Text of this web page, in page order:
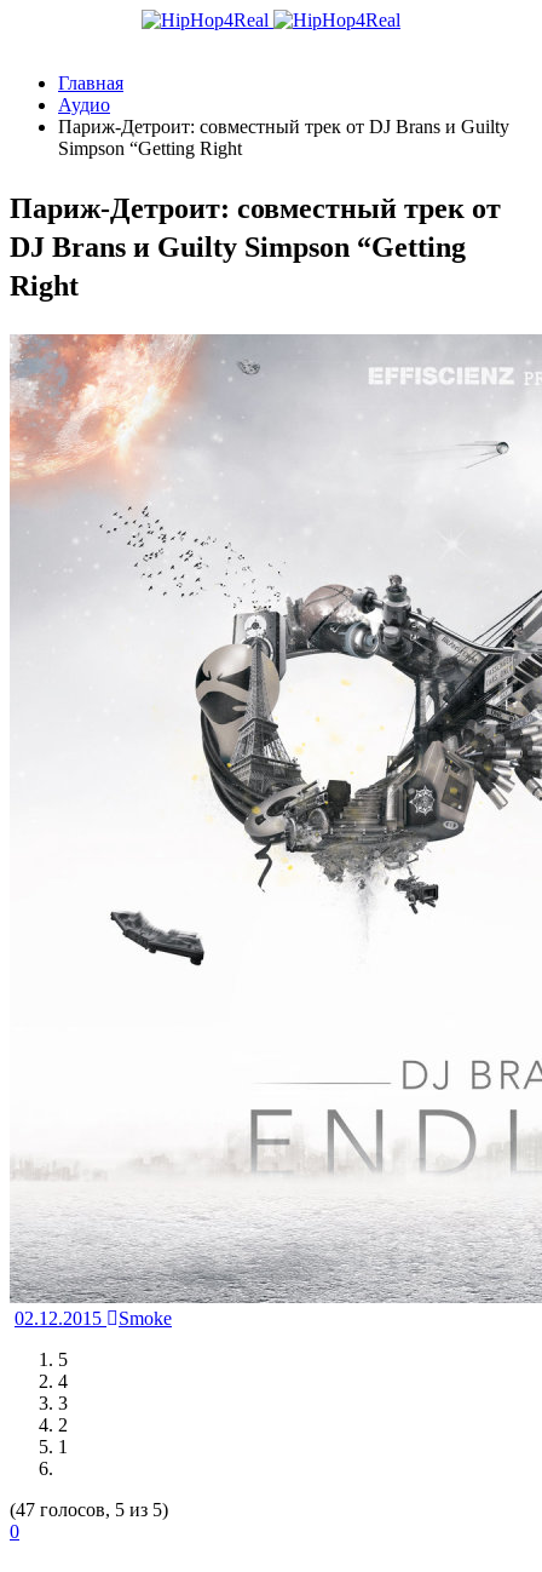
Главная
Аудио
Париж-Детроит: совместный трек от DJ Brans и Guilty
Simpson “Getting Right
Париж-Детроит: совместный трек от
DJ Brans и Guilty Simpson “Getting
Right
02.12.2015
Smoke
5
4
3
2
1
(47 голосов, 5 из 5)
0